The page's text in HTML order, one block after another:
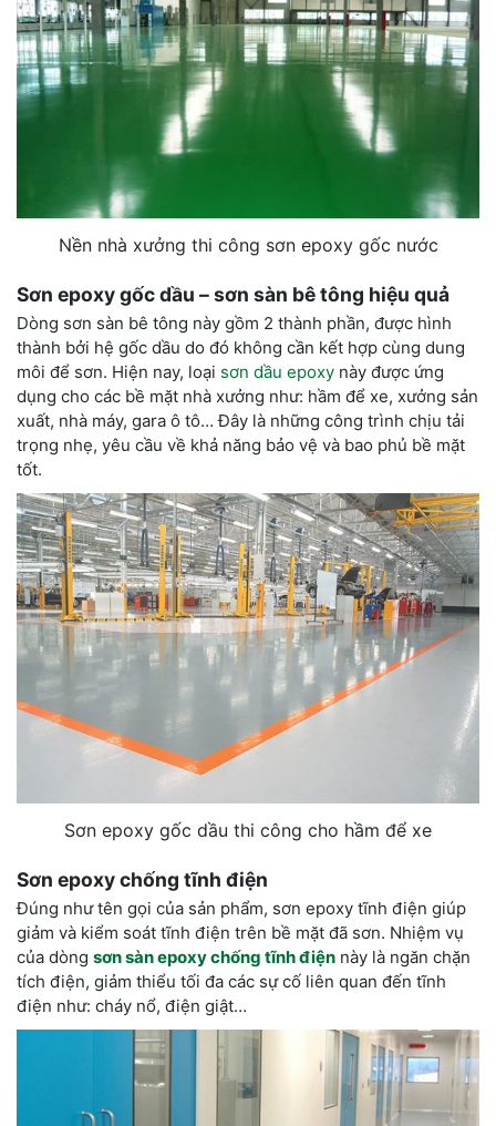
Nền nhà xưởng thi công sơn epoxy gốc nước
Sơn epoxy gốc dầu – sơn sàn bê tông hiệu quả
Dòng sơn sàn bê tông này gồm 2 thành phần, được hình
thành bởi hệ gốc dầu do đó không cần kết hợp cùng dung
môi để sơn. Hiện nay, loại sơn dầu epoxy này được ứng
dụng cho các bề mặt nhà xưởng như: hầm để xe, xưởng sản
xuất, nhà máy, gara ô tô… Đây là những công trình chịu tải
trọng nhẹ, yêu cầu về khả năng bảo vệ và bao phủ bề mặt
tốt.
Sơn epoxy gốc dầu thi công cho hầm để xe
Sơn epoxy chống tĩnh điện
Đúng như tên gọi của sản phẩm, sơn epoxy tĩnh điện giúp
giảm và kiểm soát tĩnh điện trên bề mặt đã sơn. Nhiệm vụ
của dòng sơn sàn epoxy chống tĩnh điện này là ngăn chặn
tích điện, giảm thiểu tối đa các sự cố liên quan đến tĩnh
điện như: cháy nổ, điện giật…